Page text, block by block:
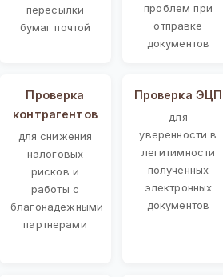
пересылки
бумаг почтой
проблем при
отправке
документов
Проверка
контрагентов
для снижения
налоговых
рисков и
работы с
благонадежными
партнерами
Проверка ЭЦП
для
уверенности в
легитимности
полученных
электронных
документов